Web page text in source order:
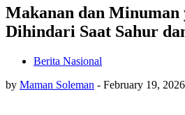
Makanan dan Minuman
Dihindari Saat Sahur
Berita Nasional
by Maman Soleman - February 19, 2026